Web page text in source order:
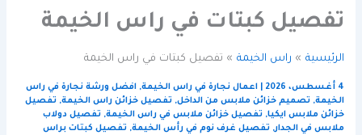
تفصيل كبتات في راس الخيمة
الرئيسية راس الخيمة تفصيل كبتات في راس الخيمة
4 أغسطس، 2026 |اعمال نجارة في راس الخيمة,افضل ورشة نجارة في راس
الخيمة,تصميم خزائن ملابس من الداخل,تفصيل خزائن راس الخيمة,تفصيل
خزائن ملابس ايكيا,تفصيل خزائن ملابس في راس الخيمة,تفصيل دولاب
ملابس في الجدار,تفصيل غرف نوم في رأس الخيمة,تفصيل كبتات براس